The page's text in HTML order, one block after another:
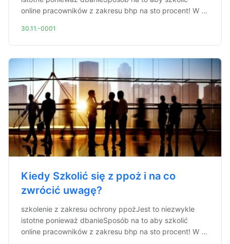
online pracowników z zakresu bhp na sto procent! W ...
30.11.-0001
Kiedy Szkolić się z ppoż i na co
zwrócić uwagę?
szkolenie z zakresu ochrony ppożJest to niezwykle
istotne ponieważ dbanieSposób na to aby szkolić
online pracowników z zakresu bhp na sto procent! W ...